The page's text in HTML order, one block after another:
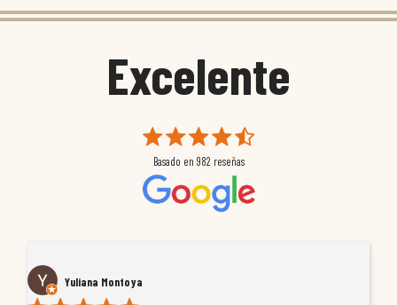
Excelente
Basado en 982 reseñas
Yuliana Montoya